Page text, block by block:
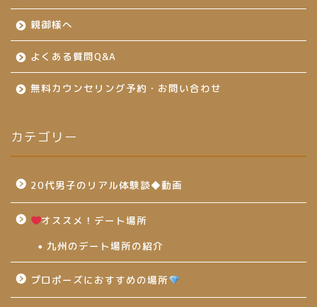
親御様へ
よくある質問Q&A
無料カウンセリング予約・お問い合わせ
カテゴリー
20代男子のリアル体験談◆動画
オススメ！デート場所
九州のデート場所の紹介
プロポーズにおすすめの場所